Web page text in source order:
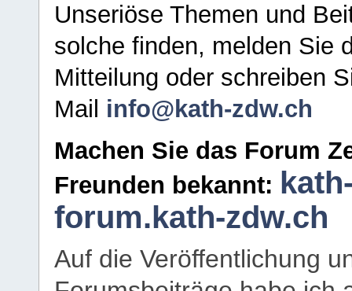
Unseriöse Themen und
solche finden, melden Sie
Mitteilung oder schreiben
Mail info@kath-zdw.ch
Machen Sie das Forum
Freunden bekannt:
forum.kath-zdw.ch
Auf die Veröffentlichung